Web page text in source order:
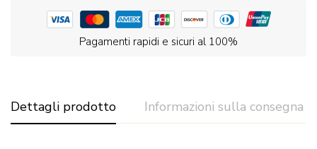
Pagamenti rapidi e sicuri al 100%
Dettagli prodotto Informazioni sulla consegna